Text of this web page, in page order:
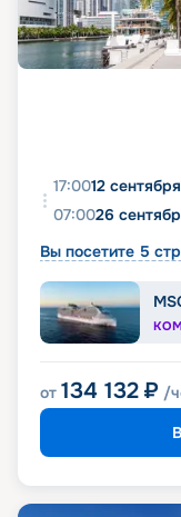
17:0012
07:0026
Вы посетите 5
от 134 132 ₽ /